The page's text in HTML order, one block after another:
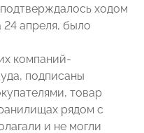
ходом
апреля, было
компаний-
подписаны
товар
рядом с
и не могли